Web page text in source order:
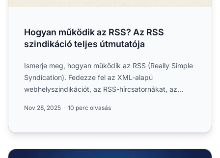
Hogyan működik az RSS? Az RSS
szindikáció teljes útmutatója
Ismerje meg, hogyan működik az RSS (Really Simple
Syndication). Fedezze fel az XML-alapú
webhelyszindikációt, az RSS-hírcsatornákat, az
Nov 28, 2025 10 perc olvasás
Használják még az RSS-t 2025-ben? Teljes útmutató az